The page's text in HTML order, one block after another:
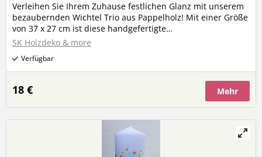
Verleihen Sie Ihrem Zuhause festlichen Glanz mit unserem
bezaubernden Wichtel Trio aus Pappelholz! Mit einer Größe
von 37 x 27 cm ist diese handgefertigte
Weihnachtsdekoration ein echter Hingucker, egal ob auf
dem Gabentisch oder als dekorative Begrüßung im
Eingangsbereich. Der integrierte Leddraht auf der Rückseite
sorgt für stimmungsvolle Beleuchtung und setzt die
liebevoll verarbeiteten Wichtel perfekt in Szene. Ein tolles
Geschenk für die Weihnachtszeit!
SK Holzdeko & more
Verfügbar
18 € Mehr